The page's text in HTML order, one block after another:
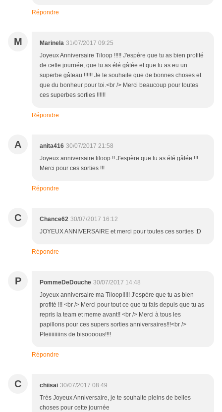
Répondre
M Marinela 31/07/2017 09:25
Joyeux Anniversaire Tiloop !!!!! J'espère que tu as bien profité
de cette journée, que tu as été gâtée et que tu as eu un
superbe gâteau !!!!!! Je te souhaite que de bonnes choses et
que du bonheur pour toi.<br /> Merci beaucoup pour toutes
ces superbes sorties !!!!!!
Répondre
A anita416 30/07/2017 21:58
Joyeux anniversaire tiloop !! J'espère que tu as été gâtée !!!
Merci pour ces sorties !!!
Répondre
C Chance62 30/07/2017 16:12
JOYEUX ANNIVERSAIRE et merci pour toutes ces sorties :D
Répondre
P PommeDeDouche 30/07/2017 14:48
Joyeux anniversaire ma Tiloop!!!!! J'espère que tu as bien
profité !!! <br /> Merci pour tout ce que tu fais depuis que tu as
repris la team et meme avant!! <br /> Merci à tous les
papillons pour ces supers sorties anniversaires!!!<br />
Pleiiiiiiiins de bisoooous!!!!
Répondre
C chiisai 30/07/2017 08:49
Très Joyeux Anniversaire, je te souhaite pleins de belles
choses pour cette journée